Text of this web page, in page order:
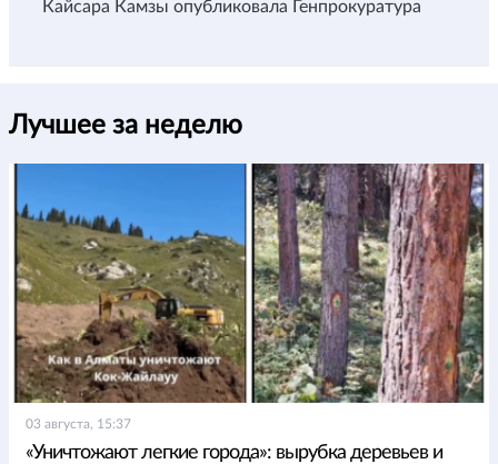
Кайсара Камзы опубликовала Генпрокуратура
Лучшее за неделю
03 августа, 15:37
«Уничтожают легкие города»: вырубка деревьев и